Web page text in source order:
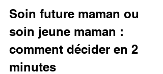
Soin future maman ou
soin jeune maman :
comment décider en 2
minutes